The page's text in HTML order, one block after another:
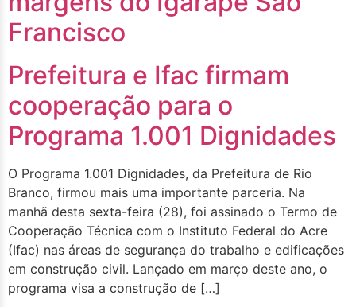
Francisco
Prefeitura e Ifac firmam
cooperação para o
Programa 1.001 Dignidades
O Programa 1.001 Dignidades, da Prefeitura de Rio
Branco, firmou mais uma importante parceria. Na
manhã desta sexta-feira (28), foi assinado o Termo de
Cooperação Técnica com o Instituto Federal do Acre
(Ifac) nas áreas de segurança do trabalho e edificações
em construção civil. Lançado em março deste ano, o
programa visa a construção de […]